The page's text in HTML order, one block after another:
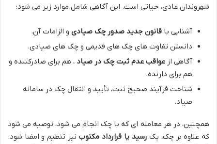
شهروندان عادی، حیاتی است. این آگاهی شامل موارد زیر می شود:
آشنایی با قانون جدید صدور چک صیادی و الزامات آن.
دانستن تفاوت های چک های قدیمی و چک های صیادی.
آگاهی از عواقب عدم ثبت چک در صیاد ، هم برای صادرکننده و
هم برای دارنده.
شناخت فرآیند صحیح ثبت، تأیید و انتقال چک در سامانه
صیاد.
همچنین، در هر معامله ای که با چک انجام می شود، توصیه می شود
که علاوه بر چک، یک رسید یا قرارداد مکتوبنیز تنظیم و امضا شود.